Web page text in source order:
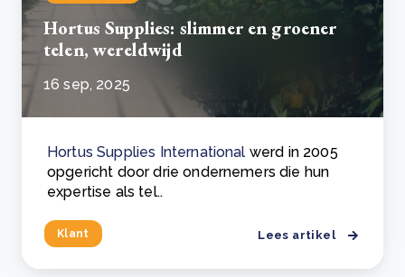
Hortus Supplies: slimmer en groener
telen, wereldwijd
16 sep, 2025
Klant
Hortus Supplies International werd in 2005
opgericht door drie ondernemers die hun
expertise als tel..
Lees artikel